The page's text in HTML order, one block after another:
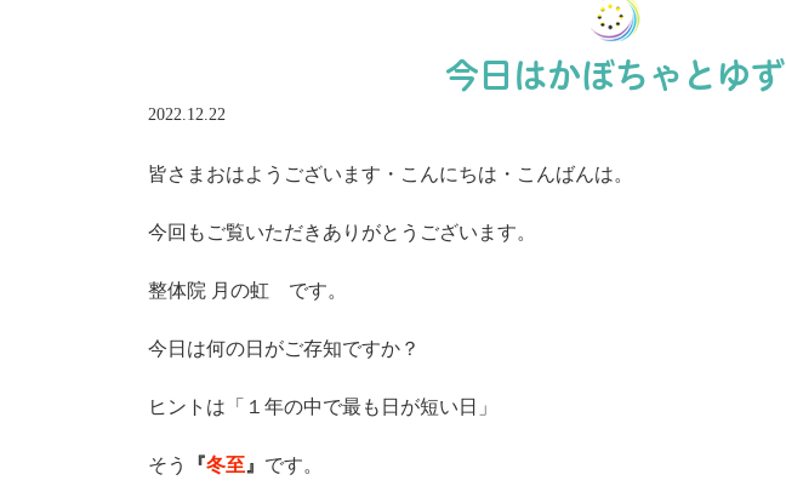
今日はかぼちゃとゆず
2022.12.22
皆さまおはようございます・こんにちは・こんばんは。
今回もご覧いただきありがとうございます。
整体院 月の虹 です。
今日は何の日がご存知ですか？
ヒントは「 １年の中で最も日が短い日」
そう 『冬至 』 です。